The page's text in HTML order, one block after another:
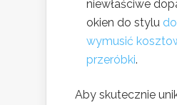
niewłaściwe
okien do stylu
wymusić
przeróbki.
Aby skutecznie